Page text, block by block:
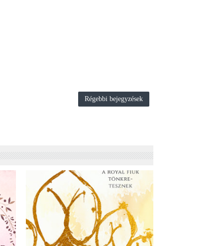
Régebbi bejegyzések